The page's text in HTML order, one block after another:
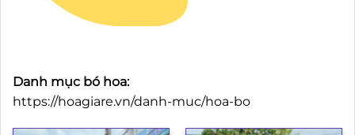
Danh mục bó hoa:
https://hoagiare.vn/danh-muc/hoa-bo